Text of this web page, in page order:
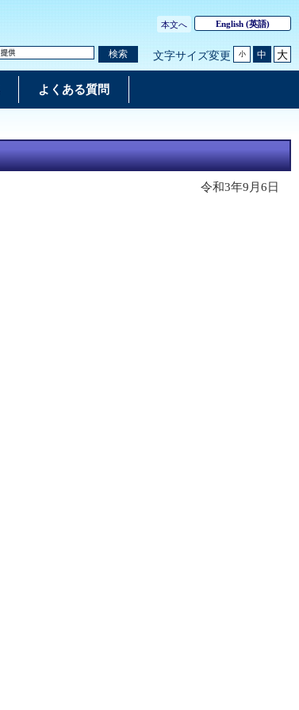
本文へ English(英語)
検索 文字サイズ変更 小 中 大
よくある質問
令和3年9月6日